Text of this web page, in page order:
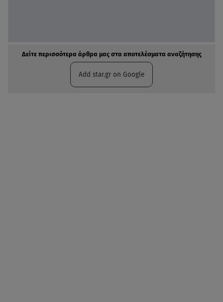
Δείτε περισσότερα άρθρα μας στα αποτελέσματα αναζήτησης
Add star.gr on Google